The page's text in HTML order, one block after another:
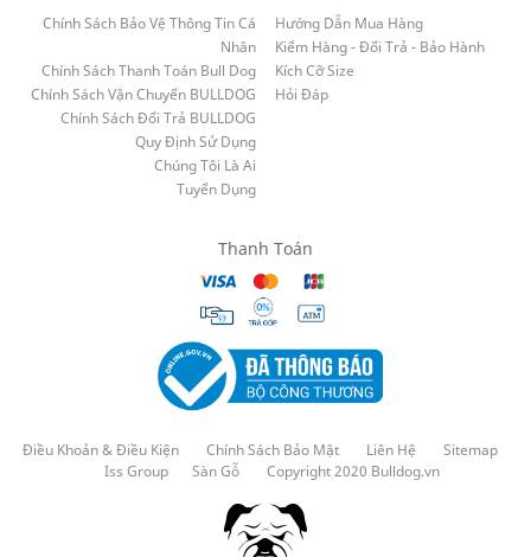
Chính Sách Bảo Vệ Thông Tin Cá
Nhân
Chính Sách Thanh Toán Bull Dog
Chính Sách Vận Chuyển BULLDOG
Chính Sách Đổi Trả BULLDOG
Quy Định Sử Dụng
Chúng Tôi Là Ai
Tuyển Dụng
Hướng Dẫn Mua Hàng
Kiểm Hàng - Đổi Trả - Bảo Hành
Kích Cỡ Size
Hỏi Đáp
Thanh Toán
Điều Khoản & Điều Kiện Chính Sách Bảo Mật Liên Hệ
Sitemap
Iss Group
Sàn Gỗ Copyright 2020 Bulldog.vn